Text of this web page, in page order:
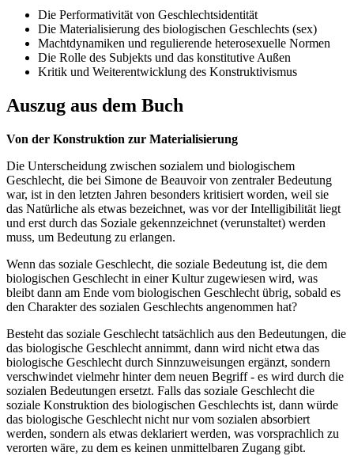
Die Performativität von Geschlechtsidentität
Die Materialisierung des biologischen Geschlechts (sex)
Machtdynamiken und regulierende heterosexuelle Normen
Die Rolle des Subjekts und das konstitutive Außen
Kritik und Weiterentwicklung des Konstruktivismus
Auszug aus dem Buch
Von der Konstruktion zur Materialisierung
Die Unterscheidung zwischen sozialem und biologischem
Geschlecht, die bei Simone de Beauvoir von zentraler Bedeutung
war, ist in den letzten Jahren besonders kritisiert worden, weil sie
das Natürliche als etwas bezeichnet, was vor der Intelligibilität liegt
und erst durch das Soziale gekennzeichnet (verunstaltet) werden
muss, um Bedeutung zu erlangen.
Wenn das soziale Geschlecht, die soziale Bedeutung ist, die dem
biologischen Geschlecht in einer Kultur zugewiesen wird, was
bleibt dann am Ende vom biologischen Geschlecht übrig, sobald es
den Charakter des sozialen Geschlechts angenommen hat?
Besteht das soziale Geschlecht tatsächlich aus den Bedeutungen, die
das biologische Geschlecht annimmt, dann wird nicht etwa das
biologische Geschlecht durch Sinnzuweisungen ergänzt, sondern
verschwindet vielmehr hinter dem neuen Begriff - es wird durch die
sozialen Bedeutungen ersetzt. Falls das soziale Geschlecht die
soziale Konstruktion des biologischen Geschlechts ist, dann würde
das biologische Geschlecht nicht nur vom sozialen absorbiert
werden, sondern als etwas deklariert werden, was vorsprachlich zu
verorten wäre, zu dem es keinen unmittelbaren Zugang gibt.